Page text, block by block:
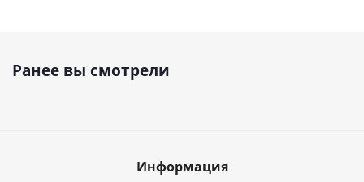
Ранее вы смотрели
Информация